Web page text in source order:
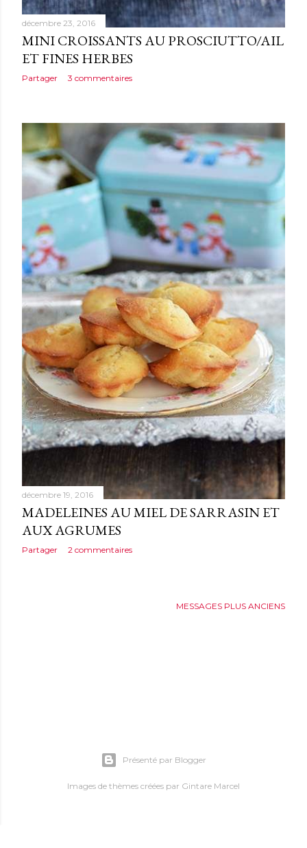
décembre 23, 2016
MINI CROISSANTS AU PROSCIUTTO/AIL
ET FINES HERBES
Partager 3 commentaires
décembre 19, 2016
MADELEINES AU MIEL DE SARRASIN ET
AUX AGRUMES
Partager 2 commentaires
MESSAGES PLUS ANCIENS
Présenté par Blogger
Images de thèmes créées par Gintare Marcel